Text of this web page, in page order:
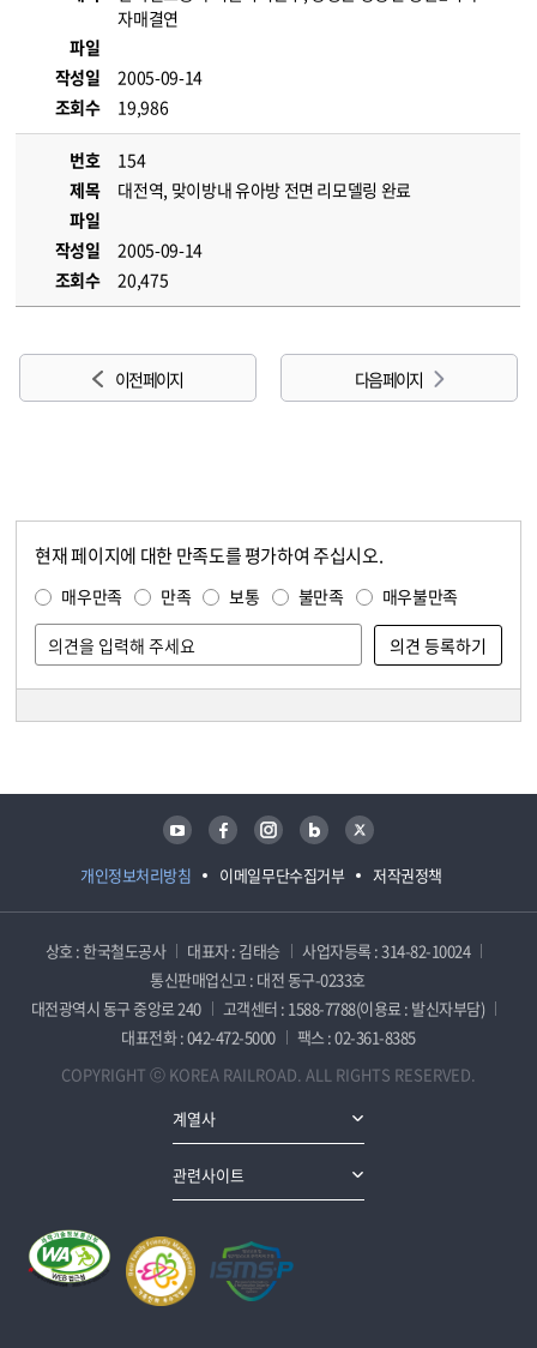
자매결연
파일
작성일
2005-09-14
조회수
19,986
번호
154
제목
대전역, 맞이방내 유아방 전면 리모델링 완료
파일
작성일
2005-09-14
조회수
20,475
이전 페이지 다음 페이지
현재 페이지에 대한 만족도를 평가하여 주십시오.
매우만족 만족 보통 불만족 매우불만족
개인정보처리방침 이메일무단수집거부 저작권정책
유튜브 페이스북 인스타그램 블로그 트위터
상호 : 한국철도공사 대표자 : 김태승
사업자등록 : 314-82-10024
통신판매업신고 : 대전 동구-0233호
대전광역시 동구 중앙로 240
고객센터 : 1588-7788(이용료 : 발신자부담)
대표전화 : 042-472-5000
팩스 : 02-361-8385
COPYRIGHT ⓒ KOREA RAILROAD. ALL RIGHTS RESERVED.
계열사
관련사이트